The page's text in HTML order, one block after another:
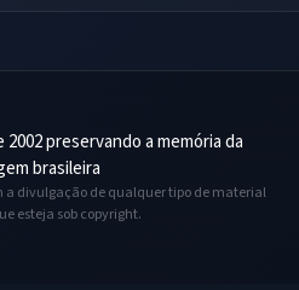
preservando a memória da
brasileira
a divulgação de qualquer tipo de material
esteja sob copyright.